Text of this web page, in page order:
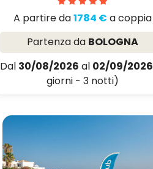
A partire da1784 € a coppia
Partenza da BOLOGNA
Dal 30/08/2026 al 02/09/2026
giorni - 3 notti)